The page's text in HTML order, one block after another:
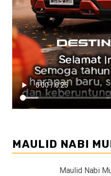
MAULID NABI
Maulid Nabi